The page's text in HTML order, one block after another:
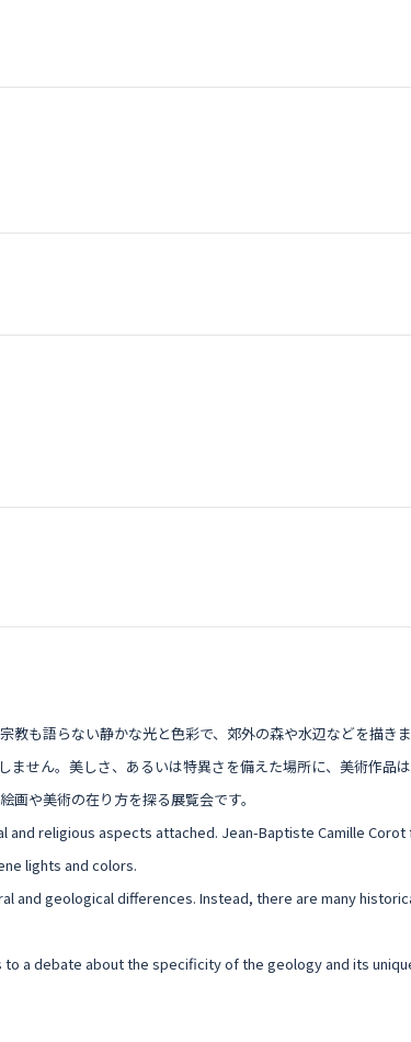
も語らない静かな光と色彩で、郊外の森や水辺などを描き
せん。美しさ、あるいは特異さを備えた場所に、美術作品
や美術の在り方を探る展覧会です。
religious aspects attached. Jean-Baptiste Camille
lights and colors.
and geological differences. Instead, there are many
a debate about the specificity of the geology and its